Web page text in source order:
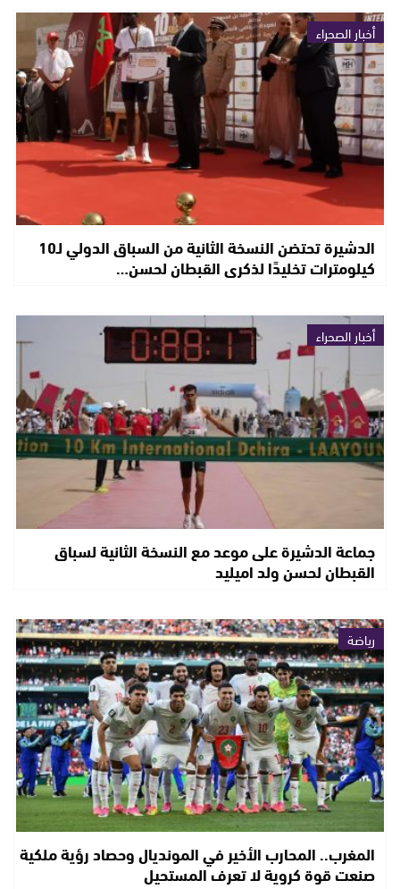
أخبار الصحراء
الدشيرة تحتضن النسخة الثانية من السباق الدولي لـ10
كيلومترات تخليدًا لذكرى القبطان لحسن…
أخبار الصحراء
جماعة الدشيرة على موعد مع النسخة الثانية لسباق
القبطان لحسن ولد اميليد
رياضة
المغرب.. المحارب الأخير في المونديال وحصاد رؤية ملكية
صنعت قوة كروية لا تعرف المستحيل